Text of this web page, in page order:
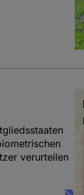
verurteilen